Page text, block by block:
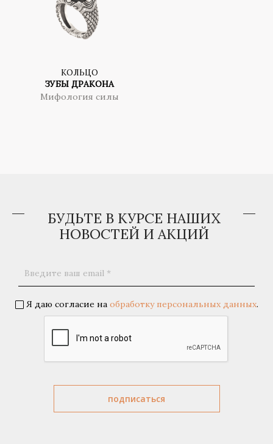
КОЛЬЦО
ЗУБЫ ДРАКОНА
Мифология силы
БУДЬТЕ В КУРСЕ НАШИХ
НОВОСТЕЙ И АКЦИЙ
Я даю согласие на обработку персональных данных.